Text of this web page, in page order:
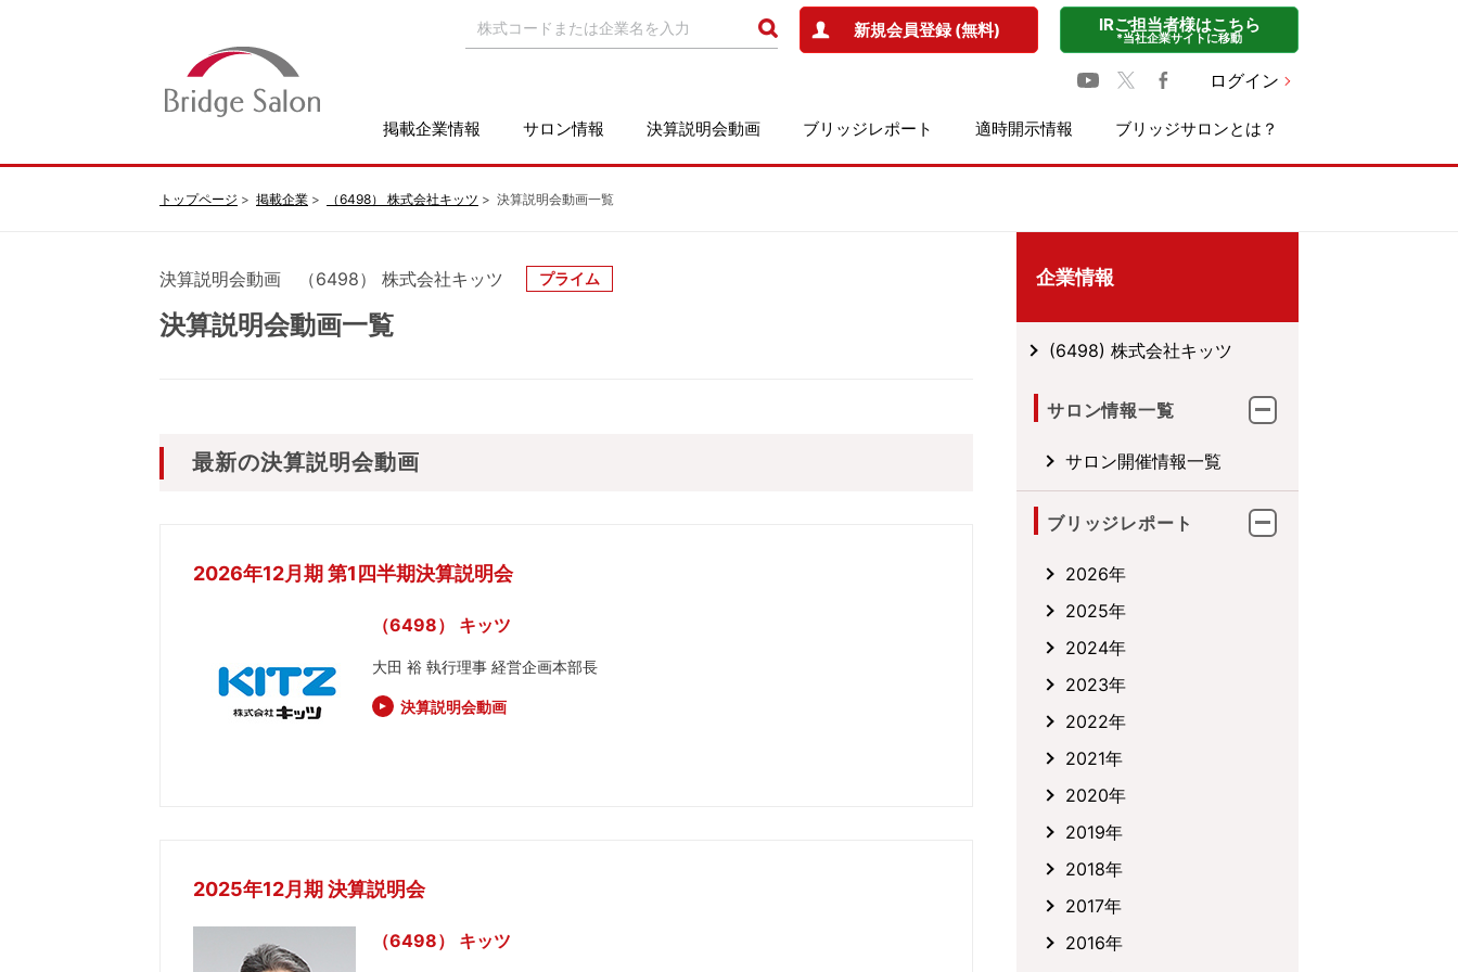
新規会員登録 (無料) IRご担当者様はこちら
*当社企業サイトに移動
ログイン
掲載企業情報 サロン情報 決算説明会動画 ブリッジレポート 適時開示情報 ブリッジサロンとは？
トップページ 掲載企業 （6498） 株式会社キッツ 決算説明会動画一覧
決算説明会動画 （6498） 株式会社キッツ プライム
決算説明会動画一覧
最新の決算説明会動画
2026年12月期 第1四半期決算説明会
（6498） キッツ
大田 裕 執行理事 経営企画本部長
決算説明会動画
2025年12月期 決算説明会
（6498） キッツ
企業情報
(6498) 株式会社キッツ
サロン情報一覧
サロン開催情報一覧
ブリッジレポート
2026年
2025年
2024年
2023年
2022年
2021年
2020年
2019年
2018年
2017年
2016年